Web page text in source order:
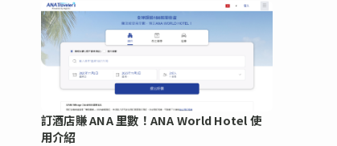
訂酒店賺 ANA 里數！ANA World Hotel 使
用介紹